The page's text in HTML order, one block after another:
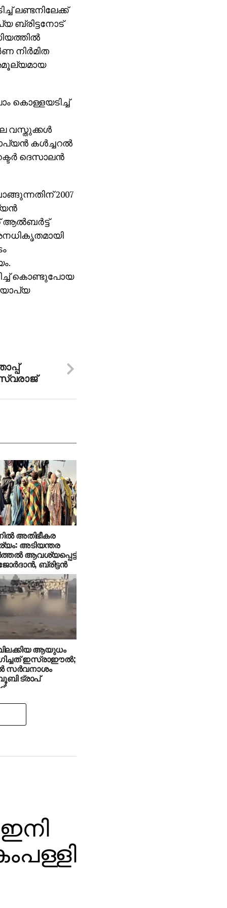
ബ്രിട്ടനോട്
നിര്‍മിത
കൊള്ളയടിച്ച്
വസ്തുക്കള്‍
കള്‍ച്ചറല്‍
ദെസാലന്‍
2007
ആല്‍ബര്‍ട്ട്
കൊണ്ടുപോയ
അതിഭീകര
അടിയന്തര
ആവശ്യപ്പെട്ട്
ബ്രിട്ടന്‍
ആയുധം
ഇസ്രാഈല്‍;
സര്‍വനാശം
ട്രാപ്